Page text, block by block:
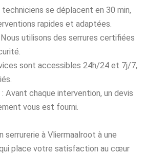
se déplacent en 30 min,
rapides et adaptées.
utilisons des serrures certifiées
sont accessibles 24h/24 et 7j/7,
Avant chaque intervention, un devis
vous est fourni.
serrurerie à Vliermaalroot à une
place votre satisfaction au cœur